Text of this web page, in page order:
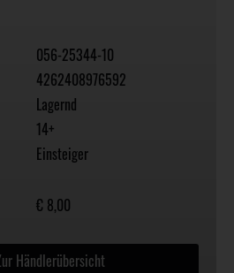
056-25344-10
4262408976592
Lagernd
14+
Einsteiger
€ 8,00
Händlerübersicht